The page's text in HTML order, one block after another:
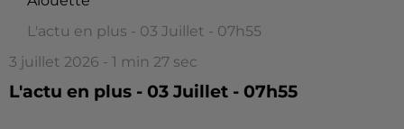
L'actu en plus - 03 Juillet - 07h55
3 juillet 2026 - 1 min 27 sec
L'actu en plus - 03 Juillet - 07h55